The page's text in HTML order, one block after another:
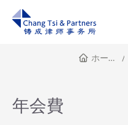
ホームページ
年会費